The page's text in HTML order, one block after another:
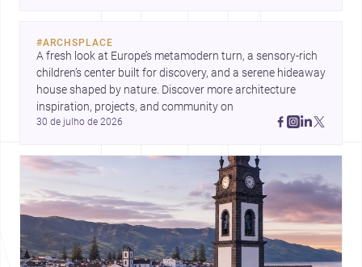
#ARCHSPLACE
A fresh look at Europe’s metamodern turn, a sensory-rich
children’s center built for discovery, and a serene hideaway
house shaped by nature. Discover more architecture
30 de julho de 2026